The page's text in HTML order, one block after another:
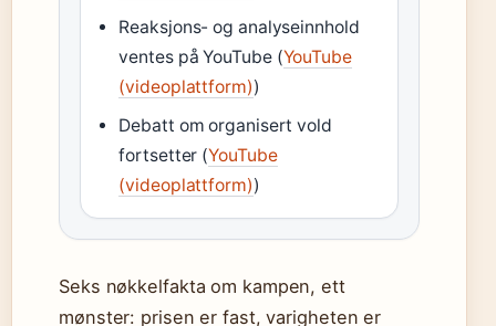
Reaksjons- og analyseinnhold
ventes på YouTube (YouTube
(videoplattform))
Debatt om organisert vold
fortsetter (YouTube
(videoplattform))
Seks nøkkelfakta om kampen, ett
mønster: prisen er fast, varigheten er